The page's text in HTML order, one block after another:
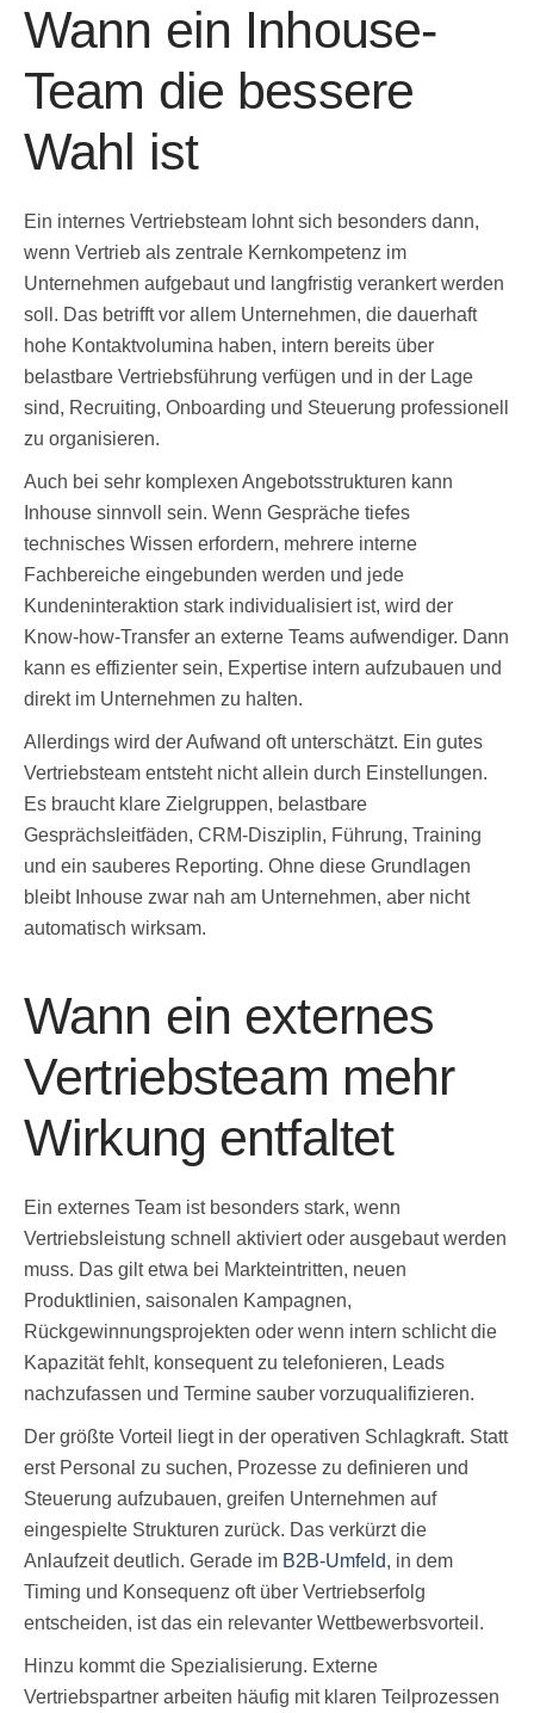
Wann ein Inhouse-
Team die bessere
Wahl ist
Ein internes Vertriebsteam lohnt sich besonders dann,
wenn Vertrieb als zentrale Kernkompetenz im
Unternehmen aufgebaut und langfristig verankert werden
soll. Das betrifft vor allem Unternehmen, die dauerhaft
hohe Kontaktvolumina haben, intern bereits über
belastbare Vertriebsführung verfügen und in der Lage
sind, Recruiting, Onboarding und Steuerung professionell
zu organisieren.
Auch bei sehr komplexen Angebotsstrukturen kann
Inhouse sinnvoll sein. Wenn Gespräche tiefes
technisches Wissen erfordern, mehrere interne
Fachbereiche eingebunden werden und jede
Kundeninteraktion stark individualisiert ist, wird der
Know-how-Transfer an externe Teams aufwendiger. Dann
kann es effizienter sein, Expertise intern aufzubauen und
direkt im Unternehmen zu halten.
Allerdings wird der Aufwand oft unterschätzt. Ein gutes
Vertriebsteam entsteht nicht allein durch Einstellungen.
Es braucht klare Zielgruppen, belastbare
Gesprächsleitfäden, CRM-Disziplin, Führung, Training
und ein sauberes Reporting. Ohne diese Grundlagen
bleibt Inhouse zwar nah am Unternehmen, aber nicht
automatisch wirksam.
Wann ein externes
Vertriebsteam mehr
Wirkung entfaltet
Ein externes Team ist besonders stark, wenn
Vertriebsleistung schnell aktiviert oder ausgebaut werden
muss. Das gilt etwa bei Markteintritten, neuen
Produktlinien, saisonalen Kampagnen,
Rückgewinnungsprojekten oder wenn intern schlicht die
Kapazität fehlt, konsequent zu telefonieren, Leads
nachzufassen und Termine sauber vorzuqualifizieren.
Der größte Vorteil liegt in der operativen Schlagkraft. Statt
erst Personal zu suchen, Prozesse zu definieren und
Steuerung aufzubauen, greifen Unternehmen auf
eingespielte Strukturen zurück. Das verkürzt die
Anlaufzeit deutlich. Gerade im B2B-Umfeld, in dem
Timing und Konsequenz oft über Vertriebserfolg
entscheiden, ist das ein relevanter Wettbewerbsvorteil.
Hinzu kommt die Spezialisierung. Externe
Vertriebspartner arbeiten häufig mit klaren Teilprozessen